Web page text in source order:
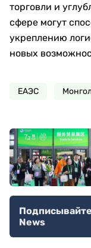
торговли и
сфере могут
укреплению
новых
ЕАЭС
News